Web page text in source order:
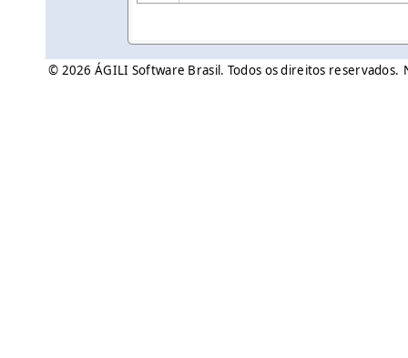
© 2026 ÁGILI Software Brasil. Todos os direitos reservados.